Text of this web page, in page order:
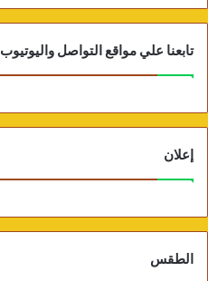
تابعنا علي مواقع التواصل واليوتيوب
إعلان
الطقس